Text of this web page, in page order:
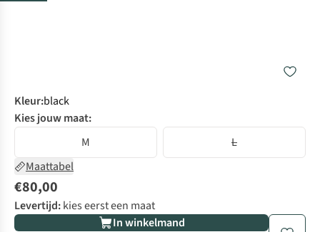
Kleur:black
Kies jouw maat:
M
L
Maattabel
€80,00
Levertijd:kies eerst een maat
In winkelmand